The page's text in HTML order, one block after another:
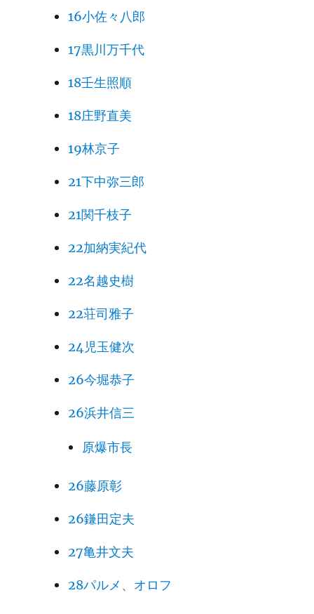
16小佐々八郎
17黒川万千代
18壬生照順
18庄野直美
19林京子
21下中弥三郎
21関千枝子
22加納実紀代
22名越史樹
22荘司雅子
24児玉健次
26今堀恭子
26浜井信三
原爆市長
26藤原彰
26鎌田定夫
27亀井文夫
28パルメ、オロフ